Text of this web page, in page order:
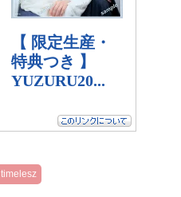
timelesz